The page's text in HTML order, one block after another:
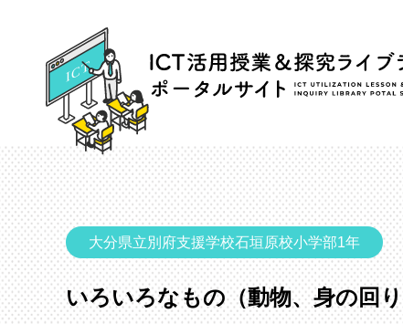
大分県立別府支援学校石垣原校小学部1年
いろいろなもの（動物、身の回